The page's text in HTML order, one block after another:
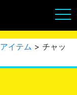
アイテム > チャッ